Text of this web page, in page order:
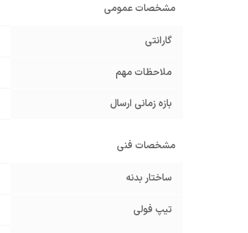
مشخصات عمومی
گارانتی
ملاحظات مهم
بازه زمانی ارسال
مشخصات فنی
ساختار بدنه
تیپ فولی